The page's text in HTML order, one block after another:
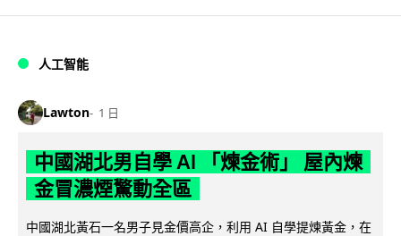
人工智能
Lawton 1 日
中國湖北男自學 AI 「煉金術」 屋內煉
金冒濃煙驚動全區
中國湖北黃石一名男子見金價高企，利用 AI 自學提煉黃金，在